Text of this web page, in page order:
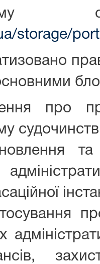
storage/
про